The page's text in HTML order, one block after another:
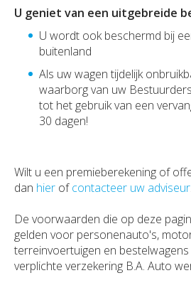
U geniet van een uitgebreide
U wordt ook beschermd bij
buitenland
Als uw wagen tijdelijk
waarborg van uw
tot het gebruik van een
30 dagen!
Wilt u een premieberekening of
dan hier ofcontacteer uw adviseur
De voorwaarden die op deze
gelden voor personenauto's,
terreinvoertuigen en
verplichte verzekering B.A. Auto